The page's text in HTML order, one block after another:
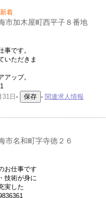
新着
市加木屋町西平子８番地
です。
いただきま
ップ。
日 - - 関連求人情報
市名和町字寺徳２６
お仕事です
技術が身に
実した